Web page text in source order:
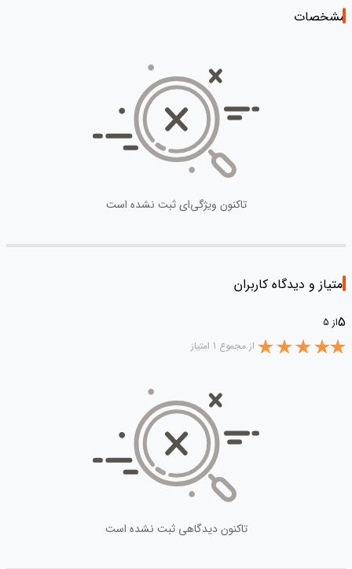
مشخصات
تاکنون ویژگی‌ای ثبت نشده است
امتیاز و دیدگاه کاربران
5از 5
از مجموع 1 امتیاز
تاکنون دیدگاهی ثبت نشده است